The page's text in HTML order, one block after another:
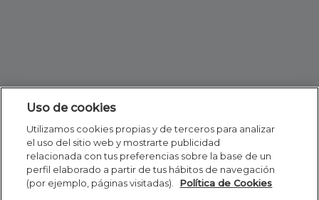
Uso de cookies
Utilizamos cookies propias y de terceros para analizar
el uso del sitio web y mostrarte publicidad
relacionada con tus preferencias sobre la base de un
perfil elaborado a partir de tus hábitos de navegación
(por ejemplo, páginas visitadas).
Política de Cookies